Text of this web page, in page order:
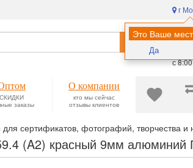
г
Это Ваше
Да
с
Найти
СКИДКИ
заказы
О компании
кто мы сейчас
отзывы клиентов
сертификатов, фотографий, творчества и
(A2) красный 9мм алюминий